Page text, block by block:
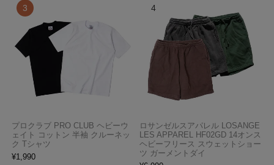
プロクラブ PRO CLUB ヘビーウ
ェイト コットン 半袖 クルーネッ
ク Tシャツ
¥1,990
ロサンゼルスアパレル LOSANGE
LES APPAREL HF02GD 14オンス
ヘビーフリース スウェットショー
ツ ガーメントダイ